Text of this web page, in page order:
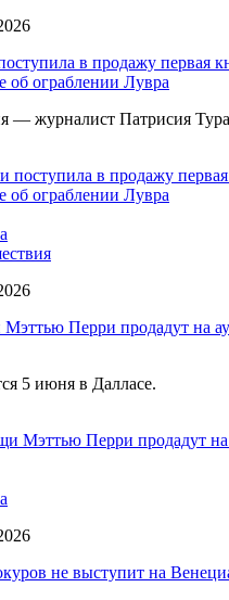
в продажу первая
об ограблении Лувра
— журналист Патрисия
Перри продадут на
5 июня в Далласе.
не выступит на